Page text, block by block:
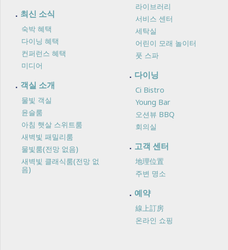
최신 소식
숙박 혜택
다이닝 혜택
컨퍼런스 혜택
미디어
객실 소개
물빛 객실
윤슬룸
아침 햇살 스위트룸
새벽빛 패밀리룸
물빛룸(전망 없음)
새벽빛 클래식룸(전망 없
음)
라이브러리
서비스 센터
세탁실
어린이 모래 놀이터
풋 스파
다이닝
Ci Bistro
Young Bar
오션뷰 BBQ
회의실
고객 센터
地理位置
주변 명소
예약
線上訂房
온라인 쇼핑